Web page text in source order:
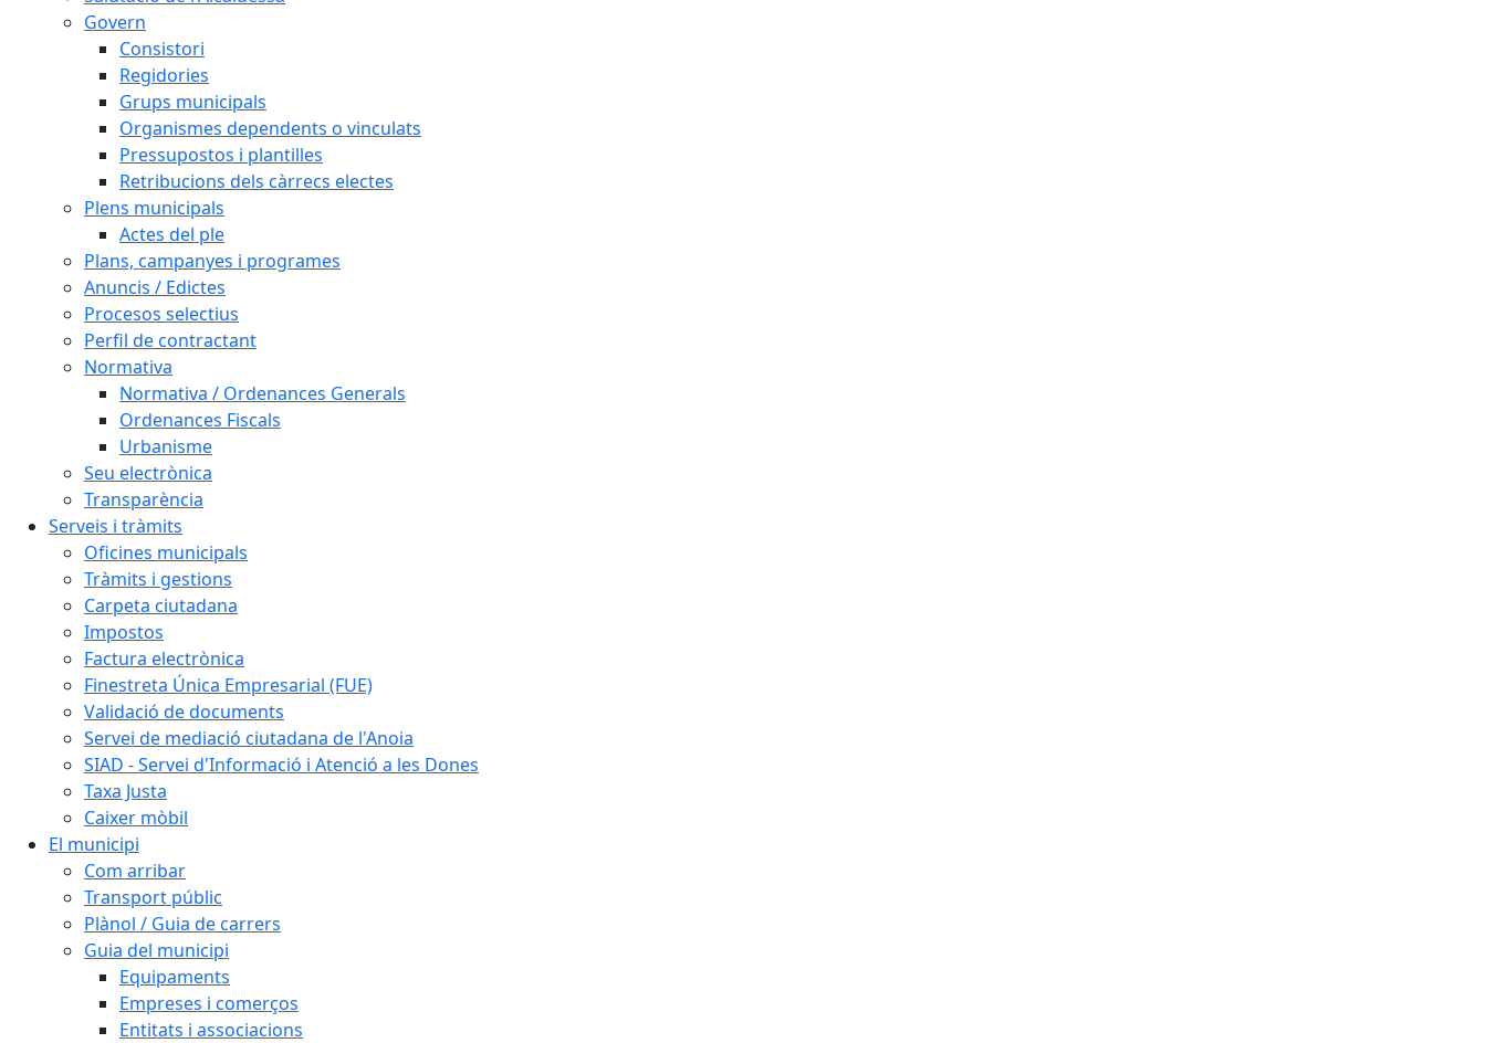
Govern
Consistori
Regidories
Grups municipals
Organismes dependents o vinculats
Pressupostos i plantilles
Retribucions dels càrrecs electes
Plens municipals
Actes del ple
Plans, campanyes i programes
Anuncis / Edictes
Procesos selectius
Perfil de contractant
Normativa
Normativa / Ordenances Generals
Ordenances Fiscals
Urbanisme
Seu electrònica
Transparència
Serveis i tràmits
Oficines municipals
Tràmits i gestions
Carpeta ciutadana
Impostos
Factura electrònica
Finestreta Única Empresarial (FUE)
Validació de documents
Servei de mediació ciutadana de l'Anoia
SIAD - Servei d'Informació i Atenció a les Dones
Taxa Justa
Caixer mòbil
El municipi
Com arribar
Transport públic
Plànol / Guia de carrers
Guia del municipi
Equipaments
Empreses i comerços
Entitats i associacions